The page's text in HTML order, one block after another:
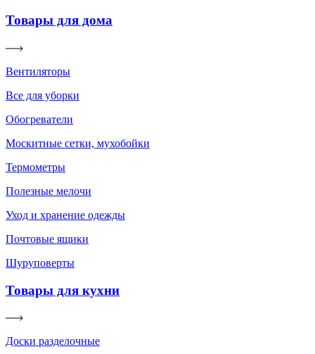
Товары для дома
Вентиляторы
Все для уборки
Обогреватели
Москитные сетки, мухобойки
Термометры
Полезные мелочи
Уход и хранение одежды
Почтовые ящики
Шуруповерты
Товары для кухни
Доски разделочные